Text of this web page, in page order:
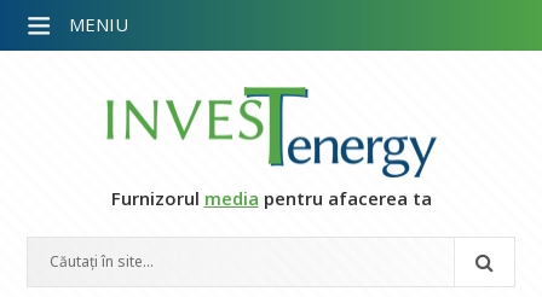
Furnizorul media pentru afacerea ta
MENIU